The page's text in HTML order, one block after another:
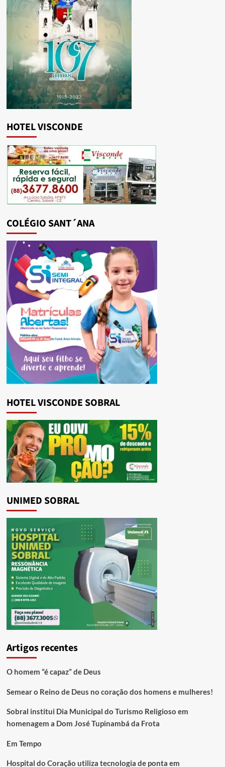
HOTEL VISCONDE
COLÉGIO SANT´ANA
HOTEL VISCONDE SOBRAL
UNIMED SOBRAL
Artigos recentes
O homem “é capaz” de Deus
Semear o Reino de Deus no coração dos homens e mulheres!
Sobral institui Dia Municipal do Turismo Religioso em
homenagem a Dom José Tupinambá da Frota
Em Tempo
Hospital do Coração utiliza tecnologia de ponta em